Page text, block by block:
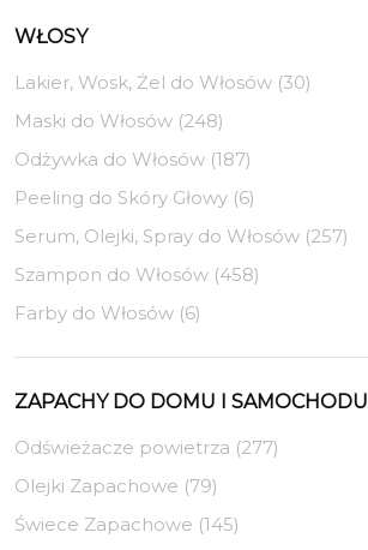
WŁOSY
Lakier, Wosk, Żel do Włosów (30)
Maski do Włosów (248)
Odżywka do Włosów (187)
Peeling do Skóry Głowy (6)
Serum, Olejki, Spray do Włosów (257)
Szampon do Włosów (458)
Farby do Włosów (6)
ZAPACHY DO DOMU I SAMOCHODU
Odświeżacze powietrza (277)
Olejki Zapachowe (79)
Świece Zapachowe (145)